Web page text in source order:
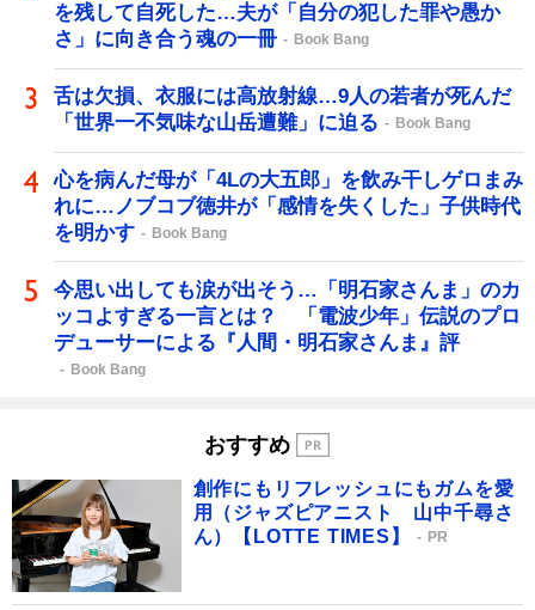
を残して自死した…夫が「自分の犯した罪や愚か
さ」に向き合う魂の一冊
Book Bang
舌は欠損、衣服には高放射線…9人の若者が死んだ
「世界一不気味な山岳遭難」に迫る
Book Bang
心を病んだ母が「4Lの大五郎」を飲み干しゲロまみ
れに…ノブコブ徳井が「感情を失くした」子供時代
を明かす
Book Bang
今思い出しても涙が出そう…「明石家さんま」のカ
ッコよすぎる一言とは？ 「電波少年」伝説のプロ
デューサーによる『人間・明石家さんま』評
Book Bang
おすすめ
創作にもリフレッシュにもガムを愛
用（ジャズピアニスト 山中千尋さ
ん）【LOTTE TIMES】
PR